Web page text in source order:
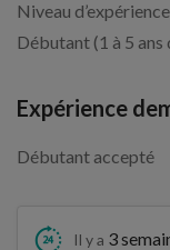
Niveau
Débutant (1 à 5 ans
Expérience
Débutant accepté
Il y a 3